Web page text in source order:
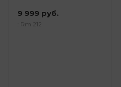
9 999 руб.
: Rm 212